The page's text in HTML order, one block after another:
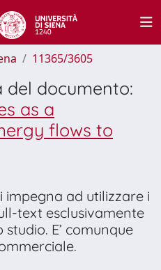
11365/3605
del documento:
as a
flows to
impegna ad utilizzare i
text esclusivamente
E’ comunque